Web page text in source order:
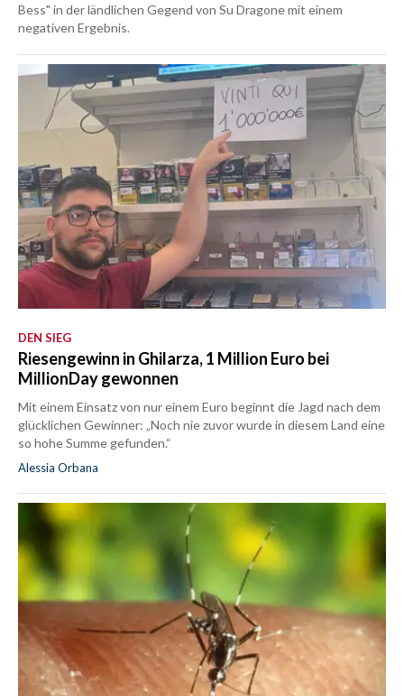
Bess" in der ländlichen Gegend von Su Dragone mit einem
negativen Ergebnis.
DEN SIEG
Riesengewinn in Ghilarza, 1 Million Euro bei
MillionDay gewonnen
Mit einem Einsatz von nur einem Euro beginnt die Jagd nach dem
glücklichen Gewinner: „Noch nie zuvor wurde in diesem Land eine
so hohe Summe gefunden.“
Alessia Orbana